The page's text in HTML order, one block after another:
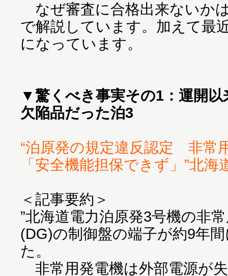
なぜ審査に合格出来ないか
で解説しています。加えて最
になっています。
▼驚くべき事実その1：運開
欠陥品だった泊3
“泊原発の規定違反認定 非
「安全機能担保できず」”北
＜記事要約＞
”北海道電力泊原発3号機の非
(DG)の制御盤の端子が約9年
た。
非常用発電機は外部電源が